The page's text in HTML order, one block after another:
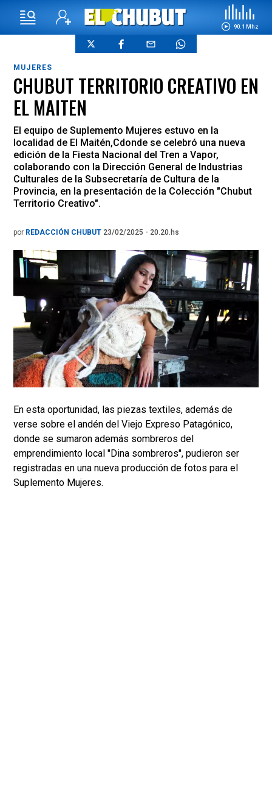
90.1 Mhz
MUJERES
CHUBUT TERRITORIO CREATIVO EN
EL MAITEN
El equipo de Suplemento Mujeres estuvo en la
localidad de El Maitén,Cdonde se celebró una nueva
edición de la Fiesta Nacional del Tren a Vapor,
colaborando con la Dirección General de Industrias
Culturales de la Subsecretaría de Cultura de la
Provincia, en la presentación de la Colección "Chubut
Territorio Creativo".
por REDACCIÓN CHUBUT 23/02/2025 - 20.20.hs
En esta oportunidad, las piezas textiles, además de
verse sobre el andén del Viejo Expreso Patagónico,
donde se sumaron además sombreros del
emprendimiento local "Dina sombreros", pudieron ser
registradas en una nueva producción de fotos para el
Suplemento Mujeres.